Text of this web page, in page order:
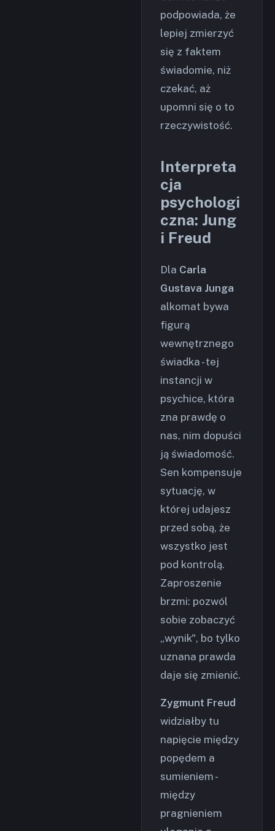
podpowiada, że
lepiej zmierzyć
się z faktem
świadomie, niż
czekać, aż
upomni się o to
rzeczywistość.
Interpreta
cja
psychologi
czna: Jung
i Freud
Dla Carla
Gustava Junga
alkomat bywa
figurą
wewnętrznego
świadka - tej
instancji w
psychice, która
zna prawdę o
nas, nim dopuści
ją świadomość.
Sen kompensuje
sytuację, w
której udajesz
przed sobą, że
wszystko jest
pod kontrolą.
Zaproszenie
brzmi: pozwól
sobie zobaczyć
„wynik", bo tylko
uznana prawda
daje się zmienić.
Zygmunt Freud
widziałby tu
napięcie między
popędem a
sumieniem -
między
pragnieniem